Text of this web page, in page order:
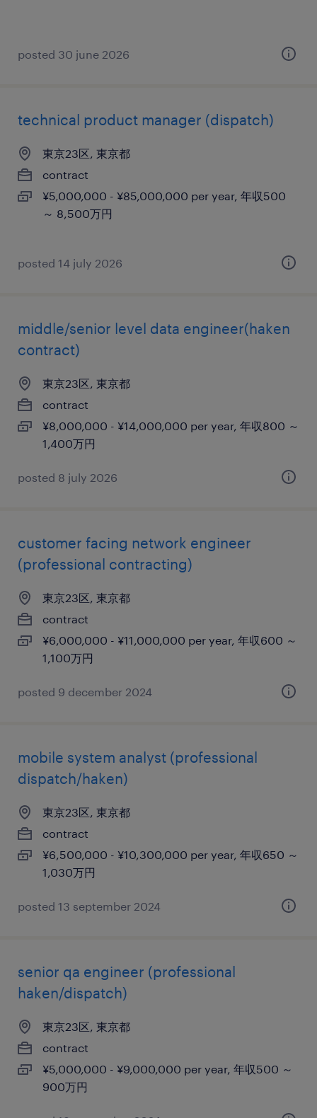
posted 30 june 2026
technical product manager (dispatch)
東京23区, 東京都
contract
¥5,000,000 - ¥85,000,000 per year, 年収500
～ 8,500万円
posted 14 july 2026
middle/senior level data engineer(haken
contract)
東京23区, 東京都
contract
¥8,000,000 - ¥14,000,000 per year, 年収800 ～
1,400万円
posted 8 july 2026
customer facing network engineer
(professional contracting)
東京23区, 東京都
contract
¥6,000,000 - ¥11,000,000 per year, 年収600 ～
1,100万円
posted 9 december 2024
mobile system analyst (professional
dispatch/haken)
東京23区, 東京都
contract
¥6,500,000 - ¥10,300,000 per year, 年収650 ～
1,030万円
posted 13 september 2024
senior qa engineer (professional
haken/dispatch)
東京23区, 東京都
contract
¥5,000,000 - ¥9,000,000 per year, 年収500 ～
900万円